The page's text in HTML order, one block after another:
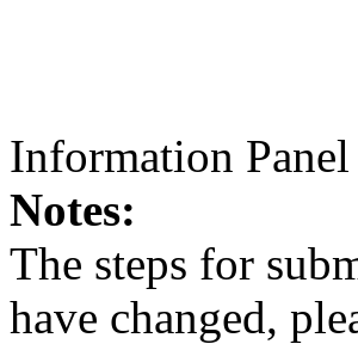
Information Panel
Notes:
The steps for
have changed,